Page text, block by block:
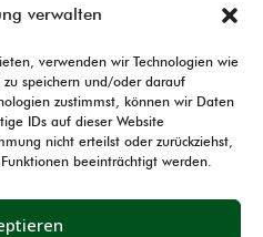
verwalten
verwenden wir Technologien wie
speichern und/oder darauf
zustimmst, können wir Daten
IDs auf dieser Website
nicht erteilst oder zurückziehst,
beeinträchtigt werden.